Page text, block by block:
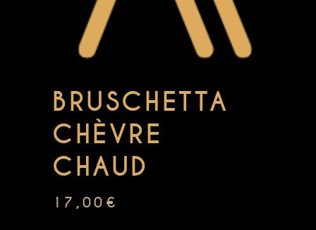
BRUSCHETTA
CHÈVRE
CHAUD
17,00 €